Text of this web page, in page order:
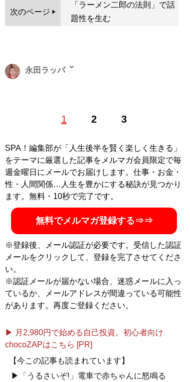
次のページ
「ラーメン二郎の法則」で話
題性を生む
1 2 3
永田ラッパ
社ブグラーマネージメント代表取締役。これまで19か国
YouTube『永田ラッパ〜食事を楽しく幸せに〜』も好評
配信中。
記事一覧へ
SPA！編集部が「人生後半を賢く楽しく生きる」
をテーマに厳選した記事をメルマガ会員限定で毎
週金曜日にメールでお届けします。仕事・お金・
性・人間関係…人生を豊かにする秘訣が見つかり
ます。無料・10秒で完了です。
無料でメルマガ登録する⇒⇒
※登録後、メール認証が必要です。受信した認証
メールをクリックして、登録を完了させてくださ
い。
※認証メールが届かない場合、迷惑メールに入っ
ているか、メールアドレスが間違っている可能性
があります。再度ご登録ください。
▶ 月2,980円で始める自己投資。初心者向け
chocoZAPはこちら [PR]
【今この記事も読まれています】
▶「うるさいぞ!」電車で赤ちゃんに怒鳴る